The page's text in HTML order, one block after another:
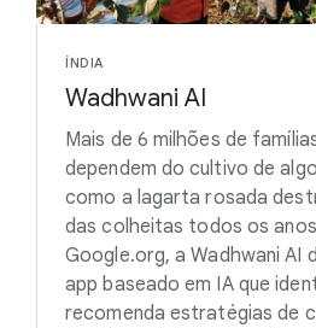
ÍNDIA
Wadhwani AI
Mais de 6 milhões de
dependem do cultivo de
como a lagarta rosada
das colheitas todos os
Google.org, a Wadhwani AI
app baseado em IA que
recomenda estratégias de